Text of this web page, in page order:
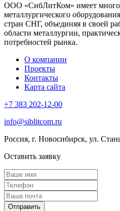
ООО «СибЛитКом» имеет
металлургического
стран СНГ, объединяя в своей
области металлургии,
потребностей рынка.
О компании
Проекты
Контакты
Карта сайта
+7 383 202-12-00
info@siblitcom.ru
Россия, г. Новосибирск, ул.
Оставить заявку
Отправить